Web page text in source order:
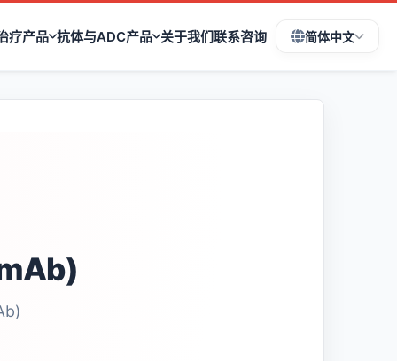
疗产品 抗体与ADC产品 关于我们联系咨询 简体中文